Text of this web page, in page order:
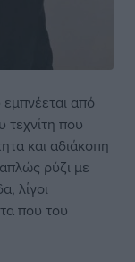
από
τεχνίτη που
και αδιάκοπη
ρύζι με
λίγοι
που του